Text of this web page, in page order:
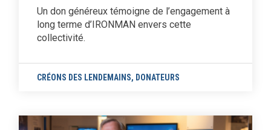
Un don généreux témoigne de l’engagement à
long terme d’IRONMAN envers cette
collectivité.
CRÉONS DES LENDEMAINS, DONATEURS